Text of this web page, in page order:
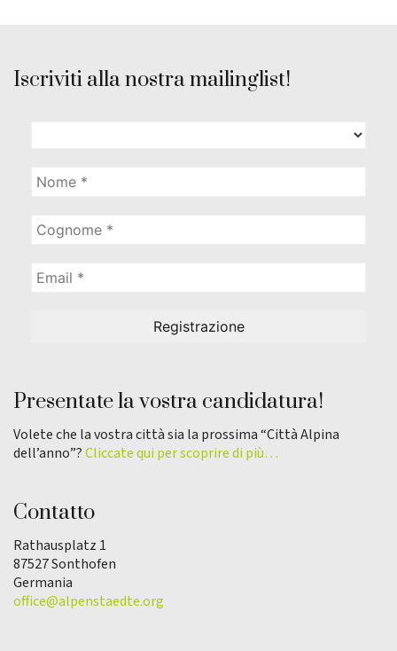
Iscriviti alla nostra mailinglist!
Presentate la vostra candidatura!
Volete che la vostra città sia la prossima “Città Alpina
dell’anno”?Cliccate qui per scoprire di più…
Contatto
Rathausplatz 1
87527 Sonthofen
Germania
office@alpenstaedte.org